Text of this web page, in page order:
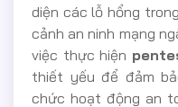
diện các lỗ hổng
cảnh an ninh mạng
việc thực hiện
thiết yếu để đảm
chức hoạt động an